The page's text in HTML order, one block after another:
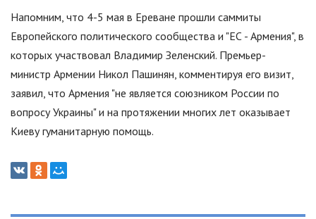
Напомним, что 4-5 мая в Ереване прошли саммиты
Европейского политического сообщества и "ЕС - Армения", в
которых участвовал Владимир Зеленский. Премьер-
министр Армении Никол Пашинян, комментируя его визит,
заявил, что Армения "не является союзником России по
вопросу Украины"и на протяжении многих лет оказывает
Киеву гуманитарную помощь.